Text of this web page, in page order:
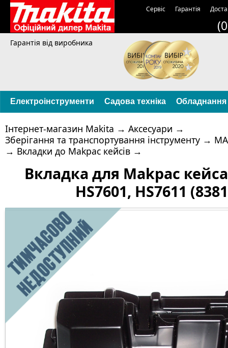
Сервіс Гарантія
Гарантія від виробника
Електроінструменти Садова техніка Обладнання
Інтернет-магазин Makita → Аксесуари →
Зберігання та транспортування інструменту →
→ Вкладки до Makpac кейсів →
Вкладка для Makpac
HS7601, HS7611